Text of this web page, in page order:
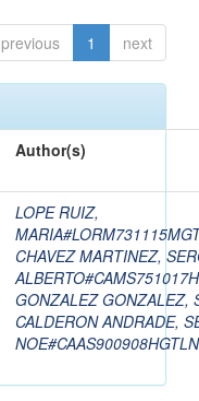
previous 1 next
Author(s)
LOPE RUIZ,
CHAVEZ MARTINEZ,
GONZALEZ GONZALEZ,
CALDERON ANDRADE,